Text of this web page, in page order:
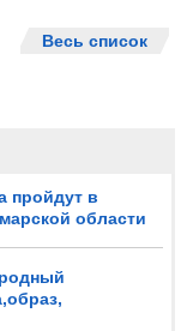
пройдут в
области
Весь список